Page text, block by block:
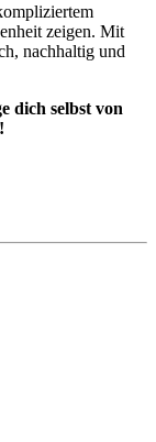
zeigen. Mit
nachhaltig und
dich selbst von